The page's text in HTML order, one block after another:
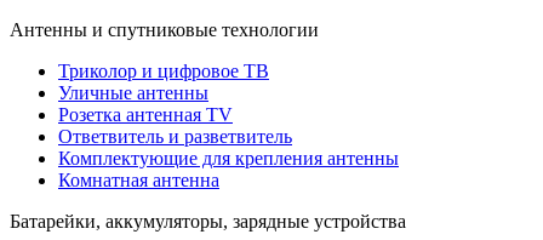
Антенны и спутниковые технологии
Триколор и цифровое ТВ
Уличные антенны
Розетка антенная TV
Ответвитель и разветвитель
Комплектующие для крепления антенны
Комнатная антенна
Батарейки, аккумуляторы, зарядные устройства